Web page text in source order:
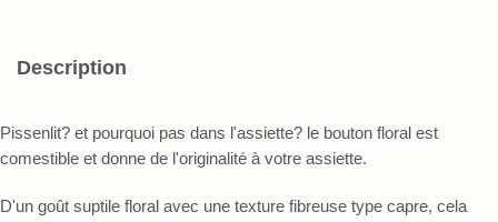
Description
Pissenlit? et pourquoi pas dans l'assiette? le bouton floral est
comestible et donne de l'originalité à votre assiette.
D'un goût suptile floral avec une texture fibreuse type capre, cela